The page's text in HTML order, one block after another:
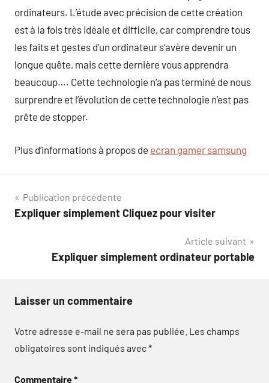
ordinateurs. L’étude avec précision de cette création
est à la fois très idéale et difficile, car comprendre tous
les faits et gestes d’un ordinateur s’avère devenir un
longue quête, mais cette dernière vous apprendra
beaucoup…. Cette technologie n’a pas terminé de nous
surprendre et l’évolution de cette technologie n’est pas
prête de stopper.
Plus d’informations à propos de ecran gamer samsung
Navigation
de
Publication précédente
Expliquer simplement Cliquez pour visiter
Article suivant
Expliquer simplement ordinateur portable
Laisser un commentaire
Votre adresse e-mail ne sera pas publiée. Les champs
obligatoires sont indiqués avec*
Commentaire*